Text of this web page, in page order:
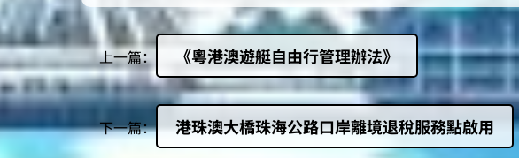
上一篇： 《粵港澳遊艇自由行管理辦法》
下一篇： 港珠澳大橋珠海公路口岸離境退稅服務點啟用